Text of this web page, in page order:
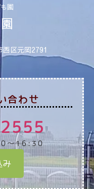
園
区元岡2791
合わせ
～16:30
み